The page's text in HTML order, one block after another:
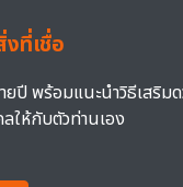
ที่เชื่อ
ยปี พร้อมแนะนำวิธีเสริม
ให้กับตัวท่านเอง